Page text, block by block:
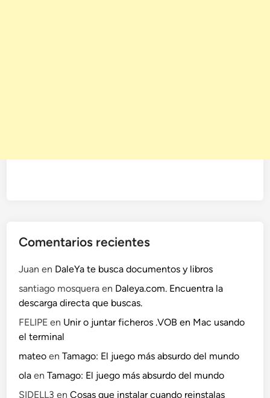
Comentarios recientes
Juan en DaleYa te busca documentos y libros
santiago mosquera en Daleya.com. Encuentra la
descarga directa que buscas.
FELIPE en Unir o juntar ficheros .VOB en Mac usando
el terminal
mateo enTamago: El juego más absurdo del mundo
ola enTamago: El juego más absurdo del mundo
SIDELL3 enCosas que instalar cuando reinstalas